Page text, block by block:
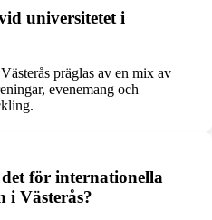
universitetet i
präglas av en mix av
evenemang och
för internationella
i Västerås?